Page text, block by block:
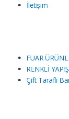
İletişim
FUAR
RENKLİ
Çift Taraflı